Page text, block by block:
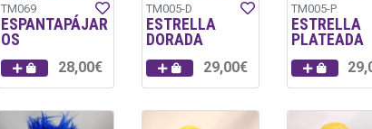
TM069
ESPANTAPÁJAR
OS
28,00€
TM005-D
ESTRELLA
DORADA
29,00€
TM005-P
ESTRELLA
PLATEADA